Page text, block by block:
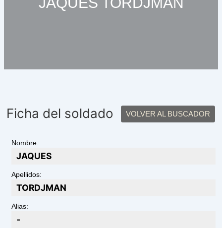
Ficha del soldado VOLVER AL BUSCADOR
Nombre:
JAQUES
Apellidos:
TORDJMAN
Alias:
-